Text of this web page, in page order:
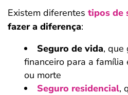
Existem diferentes tipos de
fazer a diferença:
Seguro de vida, que
financeiro para a família
ou morte
Seguro residencial,